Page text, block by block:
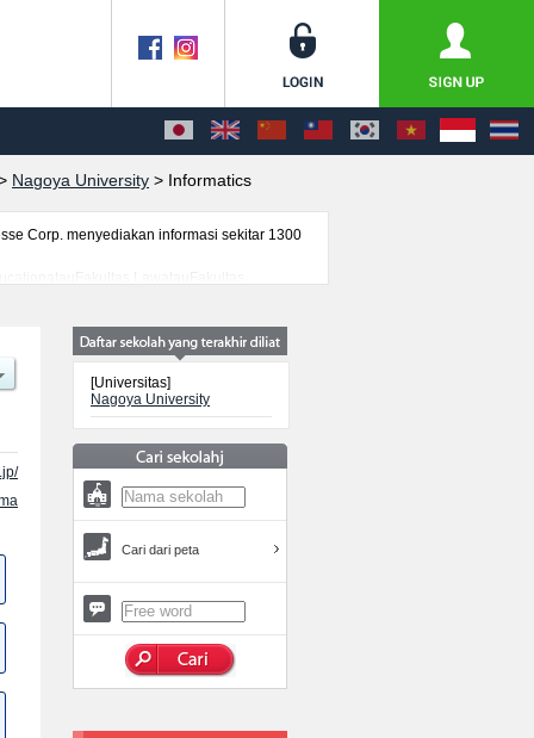
Nagoya University > Informatics
Corp. menyediakan informasi sekitar 1300
[Universitas]
Nagoya University
Cari dari peta